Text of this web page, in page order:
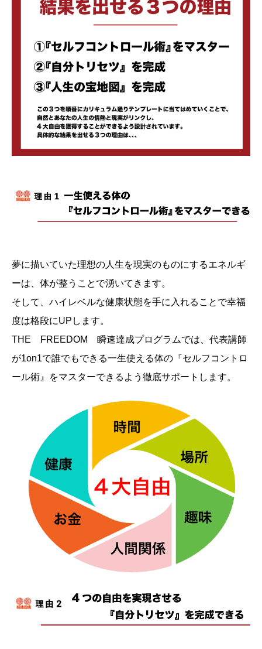
夢に描いていた理想の人生を現実のものにするエネルギ
ーは、体が整うことで湧いてきます。
そして、ハイレベルな健康状態を手に入れることで幸福
度は格段にUPします。
THE FREEDOM 瞬速達成プログラムでは、代表講師
が1on1で誰でもできる一生使える体の『セルフコントロ
ール術』をマスターできるよう徹底サポートします。